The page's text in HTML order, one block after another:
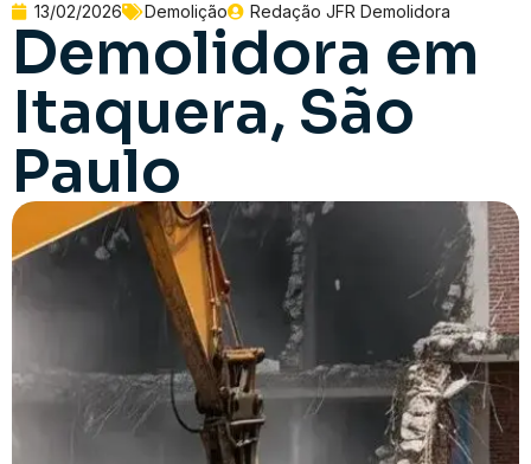
13/02/2026 Demolição Redação JFR Demolidora
Demolidora em
Itaquera, São
Paulo